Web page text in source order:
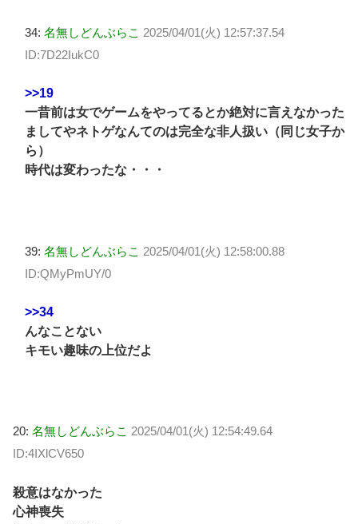
34: 名無しどんぶらこ 2025/04/01(火) 12:57:37.54
ID:7D22IukC0
>>19
一昔前は女でゲームをやってるとか絶対に言えなかった
ましてやネトゲなんてのは完全な非人扱い（同じ女子か
ら）
時代は変わったな・・・
39: 名無しどんぶらこ 2025/04/01(火) 12:58:00.88
ID:QMyPmUY/0
>>34
んなことない
キモい趣味の上位だよ
20: 名無しどんぶらこ 2025/04/01(火) 12:54:49.64
ID:4IXlCV650
殺意はなかった
心神喪失